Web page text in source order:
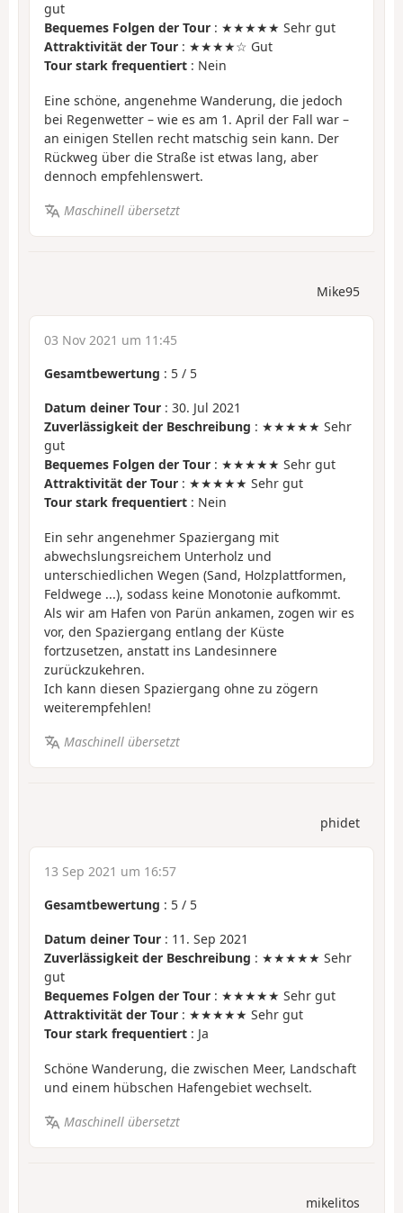
gut
Bequemes Folgen der Tour : ★★★★★ Sehr gut
Attraktivität der Tour : ★★★★☆ Gut
Tour stark frequentiert : Nein
Eine schöne, angenehme Wanderung, die jedoch
bei Regenwetter – wie es am 1. April der Fall war –
an einigen Stellen recht matschig sein kann. Der
Rückweg über die Straße ist etwas lang, aber
dennoch empfehlenswert.
Maschinell übersetzt
Mike95
03 Nov 2021 um 11:45
Gesamtbewertung : 5 / 5
Datum deiner Tour : 30. Jul 2021
Zuverlässigkeit der Beschreibung : ★★★★★ Sehr
gut
Bequemes Folgen der Tour : ★★★★★ Sehr gut
Attraktivität der Tour : ★★★★★ Sehr gut
Tour stark frequentiert : Nein
Ein sehr angenehmer Spaziergang mit
abwechslungsreichem Unterholz und
unterschiedlichen Wegen (Sand, Holzplattformen,
Feldwege ...), sodass keine Monotonie aufkommt.
Als wir am Hafen von Parün ankamen, zogen wir es
vor, den Spaziergang entlang der Küste
fortzusetzen, anstatt ins Landesinnere
zurückzukehren.
Ich kann diesen Spaziergang ohne zu zögern
weiterempfehlen!
Maschinell übersetzt
phidet
13 Sep 2021 um 16:57
Gesamtbewertung : 5 / 5
Datum deiner Tour : 11. Sep 2021
Zuverlässigkeit der Beschreibung : ★★★★★ Sehr
gut
Bequemes Folgen der Tour : ★★★★★ Sehr gut
Attraktivität der Tour : ★★★★★ Sehr gut
Tour stark frequentiert : Ja
Schöne Wanderung, die zwischen Meer, Landschaft
und einem hübschen Hafengebiet wechselt.
Maschinell übersetzt
mikelitos